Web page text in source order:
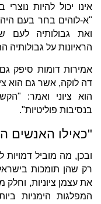
אינו יכול להיות
"א-לוהים בחר בעם
ואת גבולותיה לעם
הראיונות על גבולותיה
אמירות דומות סיפק
דה לוקה, אשר גם הוא
הוא ציוני ואמר:
בנסיבות פוליטיות".
"כאילו האנשים
ובכן, מה מוביל
רק שהן תומכות
את עצמן ציוניות,
המפלגות הימניות